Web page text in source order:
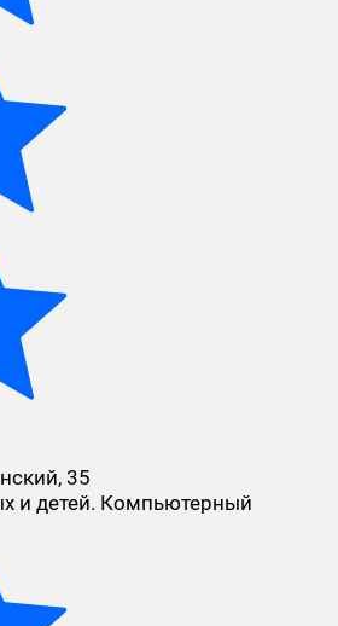
35
и детей. Компьютерный